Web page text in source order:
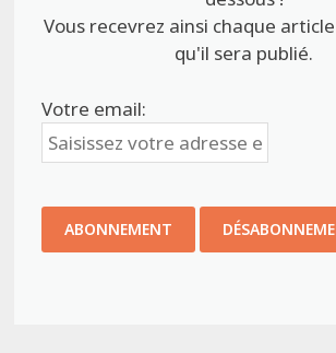
Vous recevrez ainsi chaque
qu'il sera publié.
Votre email: